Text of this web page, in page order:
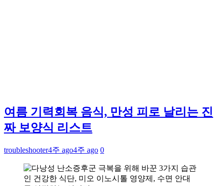
여름 기력회복 음식, 만성 피로 날리는 진
짜 보양식 리스트
troubleshooter4주 ago4주 ago 0